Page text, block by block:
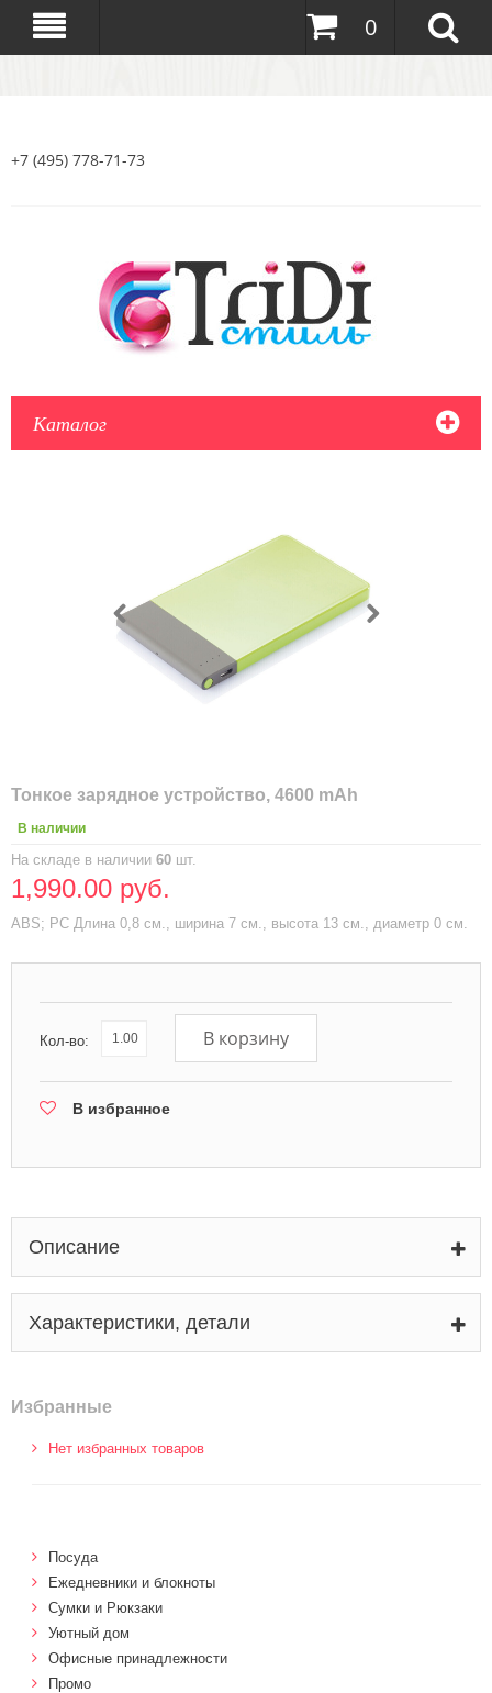
0
+7 (495) 778-71-73
Каталог
Тонкое зарядное устройство, 4600 mAh
В наличии
На складе в наличии 60 шт.
1,990.00 руб.
ABS; PC Длина 0,8 см., ширина 7 см., высота 13 см., диаметр 0 см.
Кол-во: В корзину
В избранное
Описание
Характеристики, детали
Избранные
Нет избранных товаров
Посуда
Ежедневники и блокноты
Сумки и Рюкзаки
Уютный дом
Офисные принадлежности
Промо